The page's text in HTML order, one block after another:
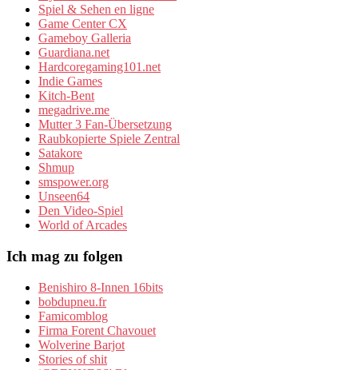
Spiel & Sehen en ligne
Game Center CX
Gameboy Galleria
Guardiana.net
Hardcoregaming101.net
Indie Games
Kitch-Bent
megadrive.me
Mutter 3 Fan-Übersetzung
Raubkopierte Spiele Zentral
Satakore
Shmup
smspower.org
Unseen64
Den Video-Spiel
World of Arcades
Ich mag zu folgen
Benishiro 8-Innen 16bits
bobdupneu.fr
Famicomblog
Firma Forent Chavouet
Wolverine Barjot
Stories of shit